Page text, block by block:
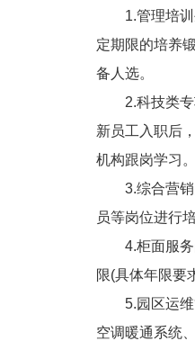
1.管理培训生
定期限的培养
备人选。
2.科技类专项
新员工入职后
机构跟岗学习。
3.综合营销岗
员等岗位进行
4.柜面服务岗
限(具体年限要
5.园区运维管
空调暖通系统